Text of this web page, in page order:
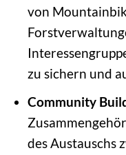
von
zu sichern und
Community
des Austauschs